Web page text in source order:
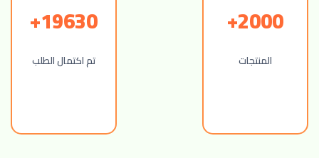
2000+
المنتجات
19630+
تم اكتمال الطلب